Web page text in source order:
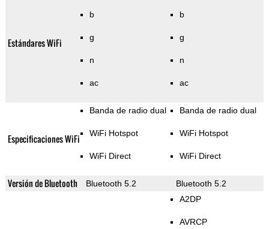
Estándares WiFi
b
g
n
ac
b
g
n
ac
Especificaciones WiFi
Banda de radio dual
WiFi Hotspot
WiFi Direct
Banda de radio dual
WiFi Hotspot
WiFi Direct
Versión de Bluetooth Bluetooth 5.2 Bluetooth 5.2
A2DP
AVRCP